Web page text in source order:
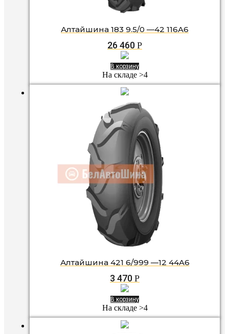
Алтайшина 183 9.5/0 —42 116A6
26 460 Р
В корзину
На складе >4
Алтайшина 421 6/999 —12 44A6
3 470 Р
В корзину
На складе >4